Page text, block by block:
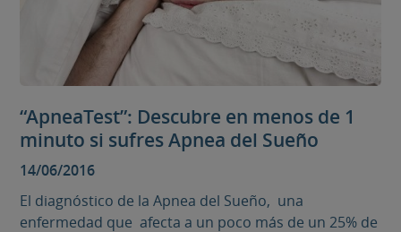
“ApneaTest”: Descubre en menos de 1
minuto si sufres Apnea del Sueño
14/06/2016
El diagnóstico de la Apnea del Sueño, una
enfermedad que afecta a un poco más de un 25% de